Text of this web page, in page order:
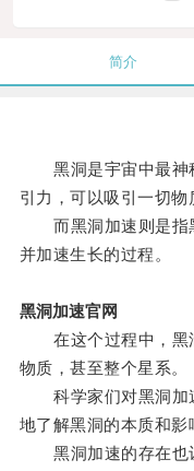
简介
黑洞是宇宙中最神
引力，可以吸引一切物
而黑洞加速则是指
并加速生长的过程。
黑洞加速官网
在这个过程中，黑
物质，甚至整个星系。
科学家们对黑洞加
地了解黑洞的本质和影
黑洞加速的存在也